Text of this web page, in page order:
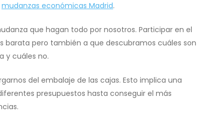
mudanzas económicas Madrid.
que hagan todo por nosotros. Participar en el
barata pero también a que descubramos cuáles son
y cuáles no.
del embalaje de las cajas. Esto implica una
presupuestos hasta conseguir el más